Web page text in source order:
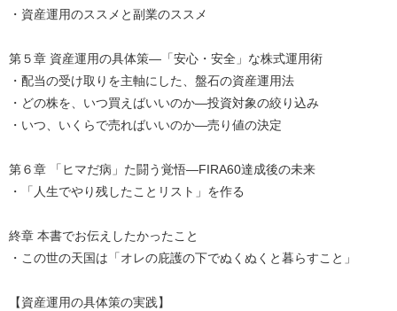
・資産運用のススメと副業のススメ
第５章 資産運用の具体策―「安心・安全」な株式運用術
・配当の受け取りを主軸にした、盤石の資産運用法
・どの株を、いつ買えばいいのか―投資対象の絞り込み
・いつ、いくらで売ればいいのか―売り値の決定
第６章 「ヒマだ病」た闘う覚悟―FIRA60達成後の未来
・「人生でやり残したことリスト」を作る
終章 本書でお伝えしたかったこと
・この世の天国は「オレの庇護の下でぬくぬくと暮らすこと」
【資産運用の具体策の実践】